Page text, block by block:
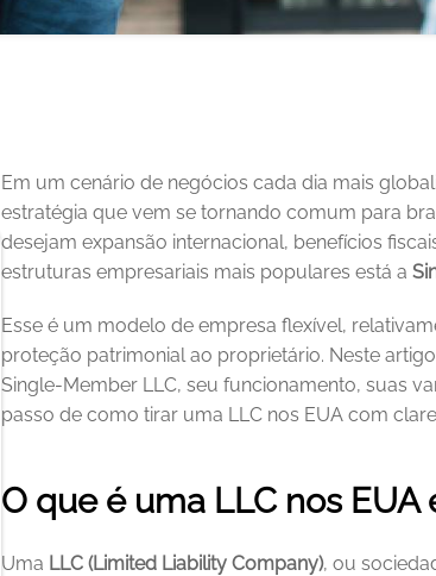
Em um cenário de negócios cada dia mais
estratégia que vem se tornando comum para
desejam expansão internacional, benefícios
estruturas empresariais mais populares está a
Esse é um modelo de empresa flexível,
proteção patrimonial ao proprietário. Neste
Single‑Member LLC, seu funcionamento, suas
passo de como tirar uma LLC nos EUA com
O que é uma LLC nos
Uma LLC (Limited Liability Company), ou